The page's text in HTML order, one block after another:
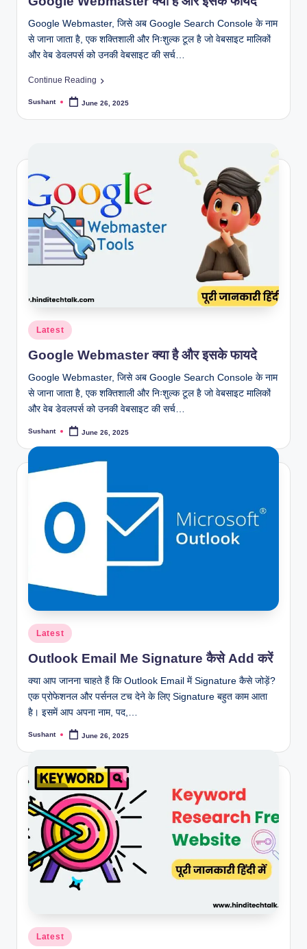
k
Google Webmaster, जिसे अब Google Search Console के नाम
से जाना जाता है, एक शक्तिशाली और निःशुल्क टूल है जो वेबसाइट मालिकों
और वेब डेवलपर्स को उनकी वेबसाइट की सर्च…
Continue Reading
Posted
Sushant June 26, 2025
Posted
in
Latest
Google Webmaster क्या है और इसके फायदे
Google Webmaster, जिसे अब Google Search Console के नाम
से जाना जाता है, एक शक्तिशाली और निःशुल्क टूल है जो वेबसाइट मालिकों
और वेब डेवलपर्स को उनकी वेबसाइट की सर्च…
Posted
Sushant June 26, 2025
Posted
in
Latest
Outlook Email Me Signature कैसे Add करें
क्या आप जानना चाहते हैं कि Outlook Email में Signature कैसे जोड़ें?
एक प्रोफेशनल और पर्सनल टच देने के लिए Signature बहुत काम आता
है। इसमें आप अपना नाम, पद,…
Posted
Sushant June 26, 2025
Posted
Latest